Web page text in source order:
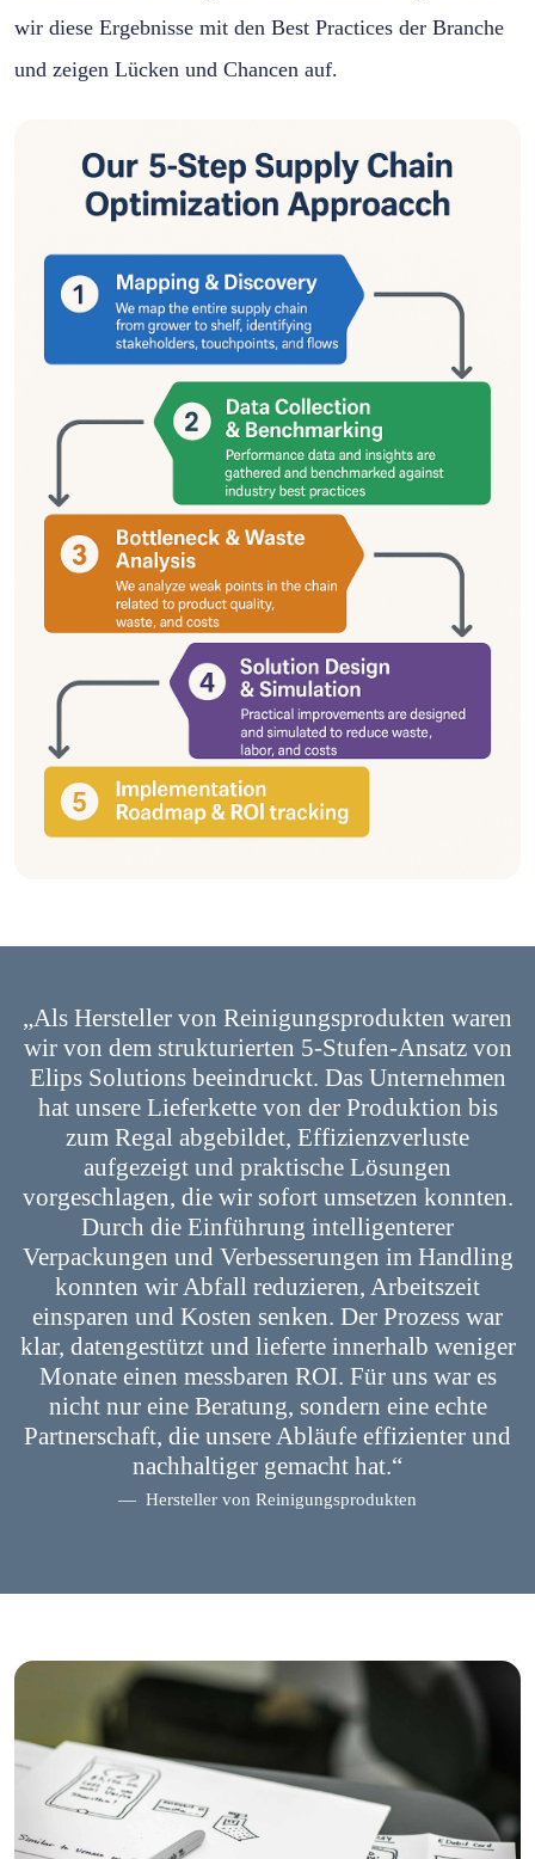
wir diese Ergebnisse mit den Best Practices der Branche
und zeigen Lücken und Chancen auf.
„Als Hersteller von Reinigungsprodukten waren
wir von dem strukturierten 5-Stufen-Ansatz von
Elips Solutions beeindruckt. Das Unternehmen
hat unsere Lieferkette von der Produktion bis
zum Regal abgebildet, Effizienzverluste
aufgezeigt und praktische Lösungen
vorgeschlagen, die wir sofort umsetzen konnten.
Durch die Einführung intelligenterer
Verpackungen und Verbesserungen im Handling
konnten wir Abfall reduzieren, Arbeitszeit
einsparen und Kosten senken. Der Prozess war
klar, datengestützt und lieferte innerhalb weniger
Monate einen messbaren ROI. Für uns war es
nicht nur eine Beratung, sondern eine echte
Partnerschaft, die unsere Abläufe effizienter und
nachhaltiger gemacht hat.“
Hersteller von Reinigungsprodukten